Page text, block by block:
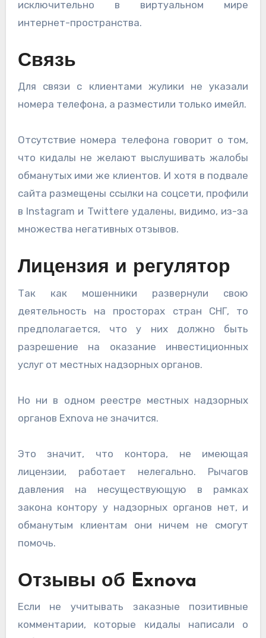
исключительно в виртуальном мире
интернет-пространства.
Связь
Для связи с клиентами жулики не указали
номера телефона, а разместили только имейл.
Отсутствие номера телефона говорит о том,
что кидалы не желают выслушивать жалобы
обманутых ими же клиентов. И хотя в подвале
сайта размещены ссылки на соцсети, профили
в Instagram и Twitterе удалены, видимо, из-за
множества негативных отзывов.
Лицензия и регулятор
Так как мошенники развернули свою
деятельность на просторах стран СНГ, то
предполагается, что у них должно быть
разрешение на оказание инвестиционных
услуг от местных надзорных органов.
Но ни в одном реестре местных надзорных
органов Exnova не значится.
Это значит, что контора, не имеющая
лицензии, работает нелегально. Рычагов
давления на несуществующую в рамках
закона контору у надзорных органов нет, и
обманутым клиентам они ничем не смогут
помочь.
Отзывы об Exnova
Если не учитывать заказные позитивные
комментарии, которые кидалы написали о